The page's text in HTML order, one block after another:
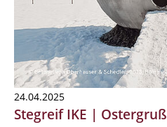
24.04.2025
Stegreif IKE | Ostergruß